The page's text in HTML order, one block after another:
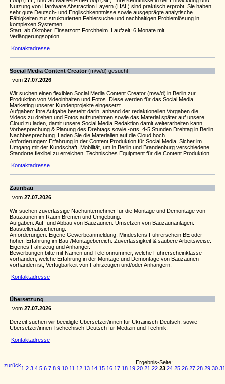
Nutzung von Hardware Abstraction Layern (HAL) sind praktisch erprobt. Sie haben
sehr gute Deutsch- und Englischkenntnisse sowie ausgeprägte analytische
Fähigkeiten zur strukturierten Fehlersuche und nachhaltigen Problemlösung in
komplexen Systemen.
Start: ab Oktober. Einsatzort: Forchheim. Laufzeit: 6 Monate mit
Verlängerungsoption.
Kontaktadresse
Social Media Content Creator (m/w/d) gesucht!
vom 27.07.2026
Wir suchen einen flexiblen Social Media Content Creator (m/w/d) in Berlin zur
Produktion von Videoinhalten und Fotos. Diese werden für das Social Media
Marketing unserer Kundenprojekte eingesetzt.
Aufgaben: Ihre Aufgabe besteht darin, anhand der redaktionellen Vorgaben die
Videos zu drehen und Fotos aufzunehmen sowie das Material später auf unsere
Cloud zu laden, damit unsere Social Media Redaktion damit weiterarbeiten kann.
Vorbesprechung & Planung des Drehtags sowie -orts, 4-5 Stunden Drehtag in Berlin.
Nachbesprechung. Laden Sie die Materialien auf die Cloud hoch.
Anforderungen: Erfahrung in der Content Produktion für Social Media. Sicher im
Umgang mit der Kundschaft. Mobilität, um in Berlin und Brandenburg verschiedene
Standorte flexibel zu erreichen. Technisches Equipment für die Content Produktion.
Kontaktadresse
Zaunbau
vom 27.07.2026
Wir suchen zuverlässige Nachunternehmer für die Montage und Demontage von
Bauzäunen im Raum Bremen und Umgebung.
Aufgaben: Auf- und Abbau von Bauzäunen. Umsetzen von Bauzaunanlagen.
Baustellenabsicherung.
Anforderungen: Eigene Gewerbeanmeldung. Mindestens Führerschein BE oder
höher. Erfahrung im Bau-/Montagebereich. Zuverlässigkeit & saubere Arbeitsweise.
Eigenes Fahrzeug und Anhänger.
Bewerbungen bitte mit Namen und Telefonnummer, welche Führerscheinklasse
vorhanden, welche Erfahrung in der Montage und Demontage von Bauzäunen
vorhanden ist, Verfügbarkeit von Fahrzeugen und/oder Anhängern.
Kontaktadresse
Übersetzung
vom 27.07.2026
Derzeit suchen wir beeidigte Übersetzer/innen für Ukrainisch-Deutsch, sowie
Übersetzer/innen Tschechisch-Deutsch für Medizin und Technik.
Kontaktadresse
zurück
Ergebnis-Seite:
1 2 3 4 5 6 7 8 9 10 11 12 13 14 15 16 17 18 19 20 21 22 23 24 25 26 27 28 29 30 31